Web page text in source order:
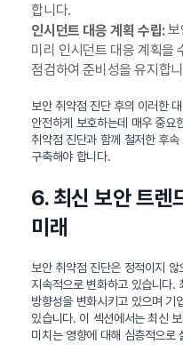
합니다.
인시던트 대응 계획 수립:보
미리 인시던트 대응 계획을
점검하여 준비성을 유지합
보안 취약점 진단 후의 이러한
안전하게 보호하는데 매우 중요
취약점 진단과 함께 철저한 후
구축해야 합니다.
6. 최신 보안 트렌
미래
보안 취약점 진단은 정적이지
지속적으로 변화하고 있습니다.
방향성을 변화시키고 있으며 기
있습니다. 이 섹션에서는 최신
미치는 영향에 대해 심층적으로